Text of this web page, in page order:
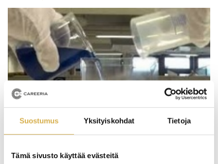
Suostumus Yksityiskohdat Tietoja
Tämä sivusto käyttää evästeitä